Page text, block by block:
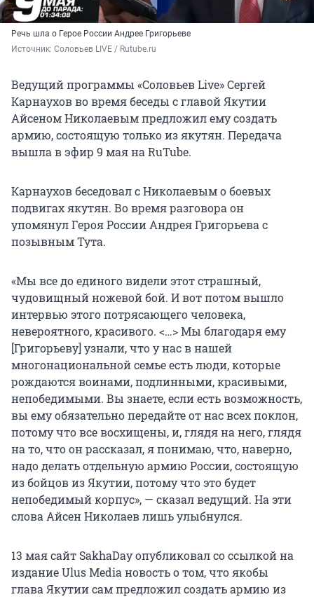
Речь шла о Герое России Андрее Григорьеве
Источник: Соловьев LIVE / Rutube.ru
Ведущий программы «Соловьев Live» Сергей
Карнаухов во время беседы с главой Якутии
Айсеном Николаевым предложил ему создать
армию, состоящую только из якутян. Передача
вышла в эфир 9 мая на RuTube.
Карнаухов беседовал с Николаевым о боевых
подвигах якутян. Во время разговора он
упомянул Героя России Андрея Григорьева с
позывным Тута.
«Мы все до единого видели этот страшный,
чудовищный ножевой бой. И вот потом вышло
интервью этого потрясающего человека,
невероятного, красивого. <…> Мы благодаря ему
[Григорьеву] узнали, что у нас в нашей
многонациональной семье есть люди, которые
рождаются воинами, подлинными, красивыми,
непобедимыми. Вы знаете, если есть возможность,
вы ему обязательно передайте от нас всех поклон,
потому что все восхищены, и, глядя на него, глядя
на то, что он рассказал, я понимаю, что, наверно,
надо делать отдельную армию России, состоящую
из бойцов из Якутии, потому что это будет
непобедимый корпус», — сказал ведущий. На эти
слова Айсен Николаев лишь улыбнулся.
13 мая сайт SakhaDay опубликовал со ссылкой на
издание Ulus Media новость о том, что якобы
глава Якутии сам предложил создать армию из